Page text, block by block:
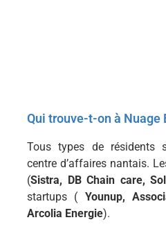
Qui trouve-t-on à Nuage
Tous types de résidents
centre d’affaires nantais.
(Sistra, DB Chain care,
startups ( Younup,
Arcolia Energie).